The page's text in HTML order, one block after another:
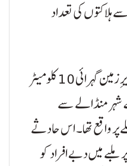
ہلاکتوں کی تعداد
زلزلہ جس کا شدت 7.7 اور زیرِ زمین گہرائی 10 کلومیٹر
کے شہر منڈالے سے
فاصلے پر واقع تھا۔ اس حادثے
ملبے میں دبے افراد کو